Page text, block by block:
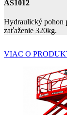
AS1012
Hydraulický pohon
zaťaženie 320kg.
VIAC O